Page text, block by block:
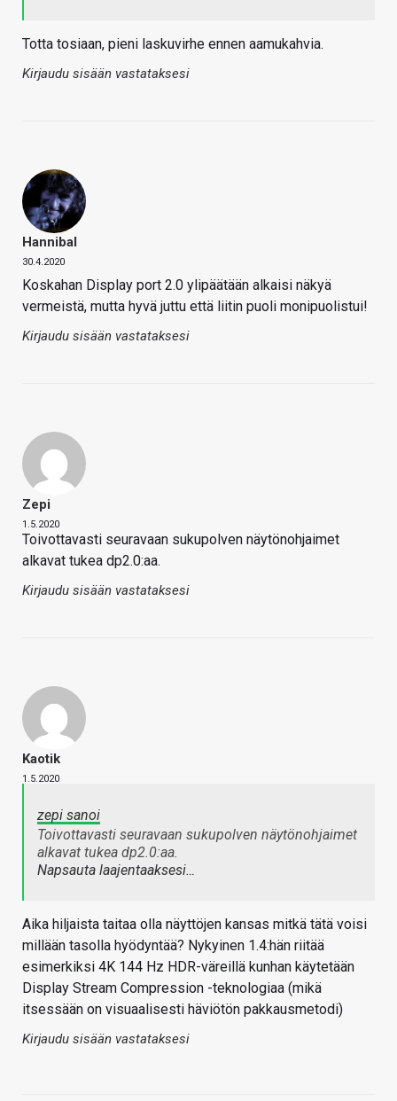
Totta tosiaan, pieni laskuvirhe ennen aamukahvia.
Kirjaudu sisään vastataksesi
Hannibal
30.4.2020
Koskahan Display port 2.0 ylipäätään alkaisi näkyä
vermeistä, mutta hyvä juttu että liitin puoli monipuolistui!
Kirjaudu sisään vastataksesi
Zepi
1.5.2020
Toivottavasti seuravaan sukupolven näytönohjaimet
alkavat tukea dp2.0:aa.
Kirjaudu sisään vastataksesi
Kaotik
1.5.2020
zepi sanoi
Toivottavasti seuravaan sukupolven näytönohjaimet
alkavat tukea dp2.0:aa.
Napsauta laajentaaksesi…
Aika hiljaista taitaa olla näyttöjen kansas mitkä tätä voisi
millään tasolla hyödyntää? Nykyinen 1.4:hän riitää
esimerkiksi 4K 144 Hz HDR-väreillä kunhan käytetään
Display Stream Compression -teknologiaa (mikä
itsessään on visuaalisesti häviötön pakkausmetodi)
Kirjaudu sisään vastataksesi